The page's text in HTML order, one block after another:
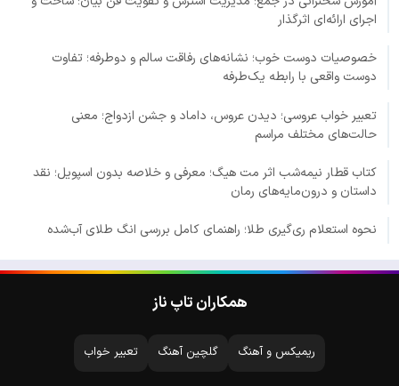
اجرای ارائه‌ای اثرگذار
خصوصیات دوست خوب؛ نشانه‌های رفاقت سالم و دوطرفه؛ تفاوت
دوست واقعی با رابطه یک‌طرفه
تعبیر خواب عروسی؛ دیدن عروس، داماد و جشن ازدواج؛ معنی
حالت‌های مختلف مراسم
کتاب قطار نیمه‌شب اثر مت هیگ؛ معرفی و خلاصه بدون اسپویل؛ نقد
داستان و درون‌مایه‌های رمان
نحوه استعلام ری‌گیری طلا؛ راهنمای کامل بررسی انگ طلای آب‌شده
همکاران تاپ ناز
ریمیکس و آهنگ گلچین آهنگ تعبیر خواب